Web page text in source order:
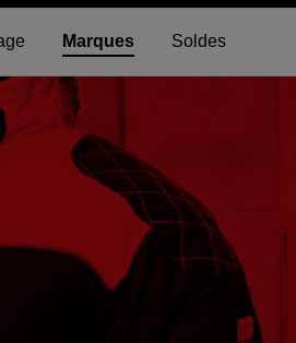
Marques Soldes